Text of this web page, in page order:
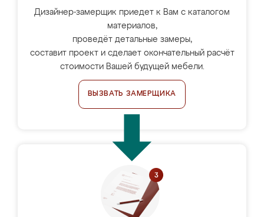
Дизайнер-замерщик приедет к Вам с каталогом
материалов,
проведёт детальные замеры,
составит проект и сделает окончательный расчёт
стоимости Вашей будущей мебели.
ВЫЗВАТЬ ЗАМЕРЩИКА